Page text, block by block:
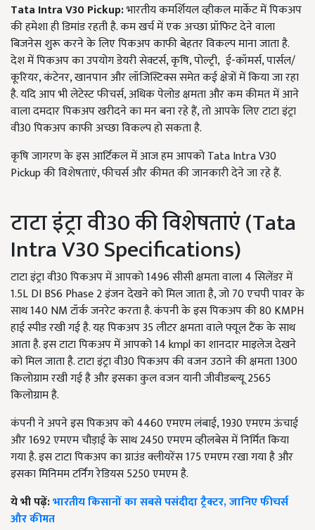
Tata Intra V30 Pickup:भारतीय कमर्शियल व्हीकल मार्केट में पिकअप
की हमेशा ही डिमांड रहती है. कम खर्च में एक अच्छा प्रॉफिट देने वाला
बिजनेस शुरू करने के लिए पिकअप काफी बेहतर विकल्प माना जाता है.
देश में पिकअप का उपयोग डेयरी सेक्टर्स, कृषि, पोल्ट्री, ई-कॉमर्स, पार्सल/
कूरियर, कंटेनर, खानपान और लॉजिस्टिक्स समेत कई क्षेत्रों में किया जा रहा
है. यदि आप भी लेटेस्ट फीचर्स, अधिक पेलोड क्षमता और कम कीमत में आने
वाला दमदार पिकअप खरीदने का मन बना रहे हैं, तो आपके लिए टाटा इंट्रा
वी30 पिकअप काफी अच्छा विकल्प हो सकता है.
कृषि जागरण के इस आर्टिकल में आज हम आपको Tata Intra V30
Pickup की विशेषताएं, फीचर्स और कीमत की जानकारी देने जा रहे हैं.
टाटा इंट्रा वी30 की विशेषताएं (Tata
Intra V30 Specifications)
टाटा इंट्रा वी30 पिकअप में आपको 1496 सीसी क्षमता वाला 4 सिलेंडर में
1.5L DI BS6 Phase 2 इंजन देखने को मिल जाता है, जो 70 एचपी पावर के
साथ 140 NM टॉर्क जनरेट करता है. कंपनी के इस पिकअप की 80 KMPH
हाई स्पीड रखी गई है. यह पिकअप 35 लीटर क्षमता वाले फ्यूल टैंक के साथ
आता है. इस टाटा पिकअप में आपको 14 kmpl का शानदार माइलेज देखने
को मिल जाता है. टाटा इंट्रा वी30 पिकअप की वजन उठाने की क्षमता 1300
किलोग्राम रखी गई है और इसका कुल वजन यानी जीवीडब्ल्यू 2565
किलोग्राम है.
कंपनी ने अपने इस पिकअप को 4460 एमएम लंबाई, 1930 एमएम ऊंचाई
और 1692 एमएम चौड़ाई के साथ 2450 एमएम व्हीलबेस में निर्मित किया
गया है. इस टाटा पिकअप का ग्राउंड क्लीयरेंस 175 एमएम रखा गया है और
इसका मिनिमम टर्निंग रेडियस 5250 एमएम है.
ये भी पढ़ें:भारतीय किसानों का सबसे पसंदीदा ट्रैक्टर, जानिए फीचर्स
और कीमत